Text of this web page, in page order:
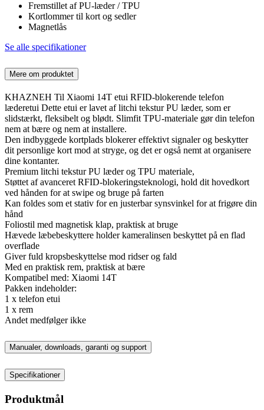
Fremstillet af PU-læder / TPU
Kortlommer til kort og sedler
Magnetlås
Se alle specifikationer
Mere om produktet
KHAZNEH Til Xiaomi 14T etui RFID-blokerende telefon
læderetui Dette etui er lavet af litchi tekstur PU læder, som er
slidstærkt, fleksibelt og blødt. Slimfit TPU-materiale gør din telefon
nem at bære og nem at installere.
Den indbyggede kortplads blokerer effektivt signaler og beskytter
dit personlige kort mod at stryge, og det er også nemt at organisere
dine kontanter.
Premium litchi tekstur PU læder og TPU materiale,
Støttet af avanceret RFID-blokeringsteknologi, hold dit hovedkort
ved hånden for at swipe og bruge på farten
Kan foldes som et stativ for en justerbar synsvinkel for at frigøre din
hånd
Foliostil med magnetisk klap, praktisk at bruge
Hævede læbebeskyttere holder kameralinsen beskyttet på en flad
overflade
Giver fuld kropsbeskyttelse mod ridser og fald
Med en praktisk rem, praktisk at bære
Kompatibel med: Xiaomi 14T
Pakken indeholder:
1 x telefon etui
1 x rem
Andet medfølger ikke
Manualer, downloads, garanti og support
Specifikationer
Produktmål